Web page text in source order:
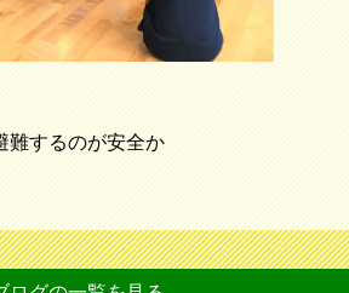
難するのが安全か